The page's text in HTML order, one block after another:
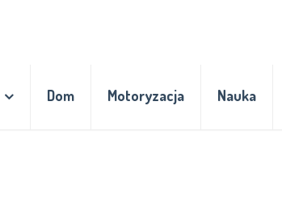
Dom Motoryzacja Nauka